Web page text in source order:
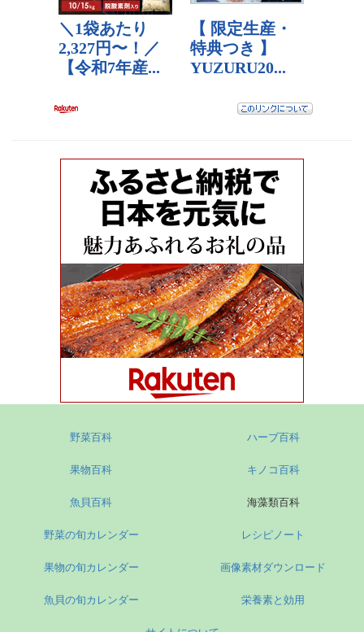
野菜百科
果物百科
魚貝百科
ハーブ百科
キノコ百科
海藻類百科
野菜の旬カレンダー
果物の旬カレンダー
魚貝の旬カレンダー
レシピノート
画像素材ダウンロード
栄養素と効用